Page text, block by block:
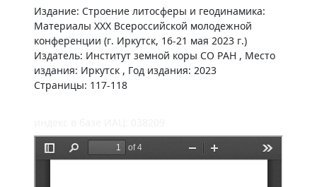
Издание: Строение литосферы и геодинамика:
Материалы ХХX Всероссийской молодежной
конференции (г. Иркутск, 16-21 мая 2023 г.)
Издатель: Институт земной коры СО РАН , Место
издания: Иркутск , Год издания: 2023
Страницы: 117-118